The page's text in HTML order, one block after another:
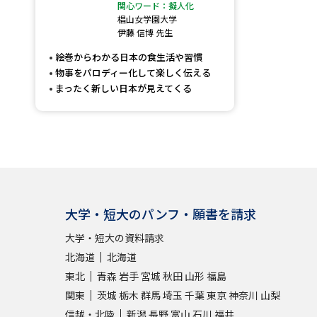
関心ワード：擬人化
椙山女学園大学
伊藤 信博 先生
絵巻からわかる日本の食生活や習慣
物事をパロディー化して楽しく伝える
まったく新しい日本が見えてくる
大学・短大のパンフ・願書を請求
大学・短大の資料請求
北海道
北海道
東北
青森 岩手 宮城 秋田 山形 福島
関東
茨城 栃木 群馬埼玉 千葉東京神奈川 山梨
信越・北陸
新潟長野 富山 石川 福井